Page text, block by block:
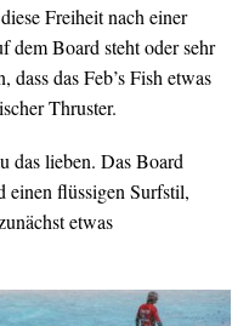
Freiheit nach einer
dem Board steht oder sehr
das Feb’s Fish etwas
Thruster.
das lieben. Das Board
einen flüssigen Surfstil,
etwas